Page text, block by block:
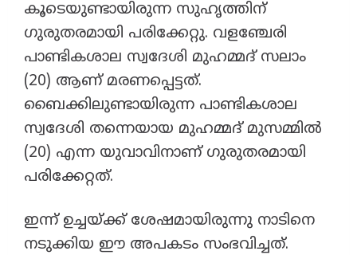
കൂടെയുണ്ടായിരുന്ന സുഹൃത്തിന്
ഗുരുതരമായി പരിക്കേറ്റു. വളഞ്ചേരി
പാണ്ടികശാല സ്വദേശി മുഹമ്മദ്‌ സലാം
(20) ആണ് മരണപ്പെട്ടത്.
ബൈക്കിലുണ്ടായിരുന്ന പാണ്ടികശാല
സ്വദേശി തന്നെയായ മുഹമ്മദ്‌ മുസമ്മിൽ
(20) എന്ന യുവാവിനാണ് ഗുരുതരമായി
പരിക്കേറ്റത്.
​ഇന്ന് ഉച്ചയ്ക്ക് ശേഷമായിരുന്നു നാടിനെ
നടുക്കിയ ഈ അപകടം സംഭവിച്ചത്.